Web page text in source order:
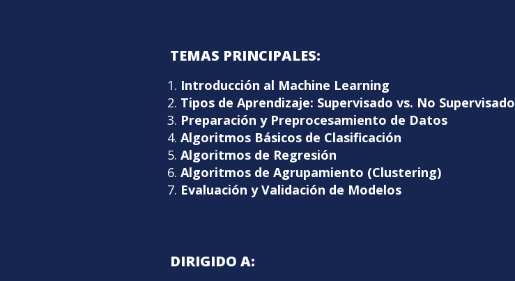
TEMAS PRINCIPALES:
Introducción al Machine Learning
Tipos de Aprendizaje: Supervisado vs. No Supervisado
Preparación y Preprocesamiento de Datos
Algoritmos Básicos de Clasificación
Algoritmos de Regresión
Algoritmos de Agrupamiento (Clustering)
Evaluación y Validación de Modelos
DIRIGIDO A: